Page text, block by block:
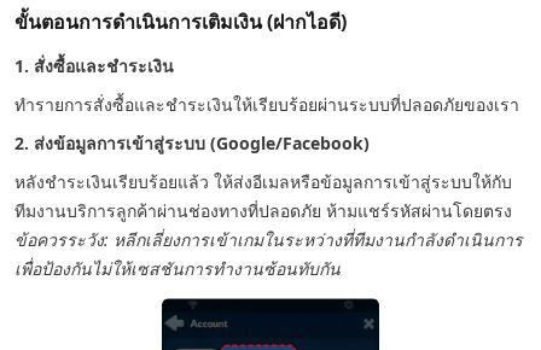
ขั้นตอนการดำเนินการเติมเงิน (ฝากไอดี)
1. สั่งซื้อและชำระเงิน
ทำรายการสั่งซื้อและชำระเงินให้เรียบร้อยผ่านระบบที่ปลอดภัยของเรา
2. ส่งข้อมูลการเข้าสู่ระบบ (Google/Facebook)
หลังชำระเงินเรียบร้อยแล้ว ให้ส่งอีเมลหรือข้อมูลการเข้าสู่ระบบให้กับ
ทีมงานบริการลูกค้าผ่านช่องทางที่ปลอดภัย ห้ามแชร์รหัสผ่านโดยตรง
ข้อควรระวัง: หลีกเลี่ยงการเข้าเกมในระหว่างที่ทีมงานกำลังดำเนินการ
เพื่อป้องกันไม่ให้เซสชันการทำงานซ้อนทับกัน